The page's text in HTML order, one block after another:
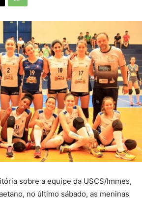
sobre a equipe da USCS/Immes,
no último sábado, as meninas